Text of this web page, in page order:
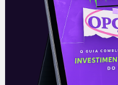
investimentos. Clique
informações sobre o
primeira mão.
Leia também: